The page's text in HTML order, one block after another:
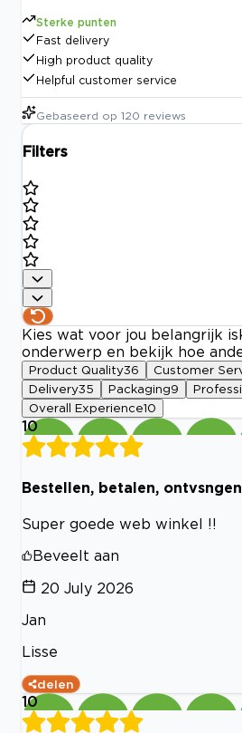
Sterke punten
Fast delivery
High product quality
Helpful customer service
Gebaseerd op 120 reviews
Filters
Kies wat voor jou belangrijk is
onderwerp en bekijk hoe
Product Quality36 Customer
Delivery35 Packaging9
Overall Experience10
10
Bestellen, betalen, ontvsngen
Super goede web winkel !!
Beveelt aan
20 July 2026
Jan
Lisse
delen
10